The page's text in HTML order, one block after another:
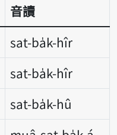
音讀
sat-ba̍k-hîr
sat-ba̍k-hîr
sat-ba̍k-hû